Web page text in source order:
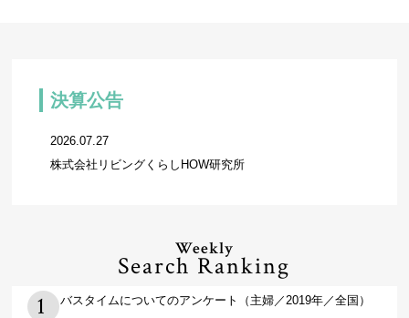
決算公告
2026.07.27
株式会社リビングくらしHOW研究所
Weekly
Search Ranking
バスタイムについてのアンケート（主婦／2019年／全国）